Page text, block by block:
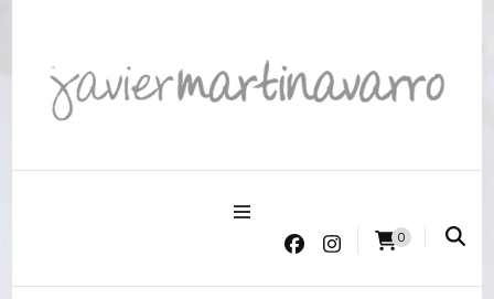
Joyería Javier Martinavarro
0